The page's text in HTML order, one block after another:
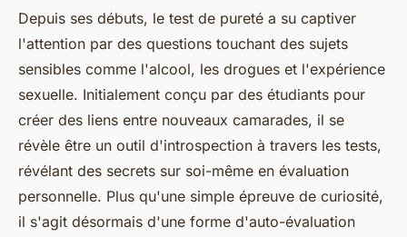
Depuis ses débuts, le test de pureté a su captiver
l'attention par des questions touchant des sujets
sensibles comme l'alcool, les drogues et l'expérience
sexuelle. Initialement conçu par des étudiants pour
créer des liens entre nouveaux camarades, il se
révèle être un outil d'introspection à travers les tests,
révélant des secrets sur soi-même en évaluation
personnelle. Plus qu'une simple épreuve de curiosité,
il s'agit désormais d'une forme d'auto-évaluation